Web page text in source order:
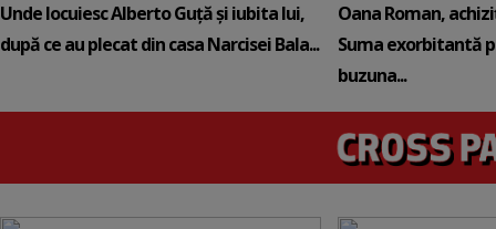
Unde locuiesc Alberto Guță și iubita lui,
după ce au plecat din casa Narcisei Bala...
Oana Roman,
Suma exorbitantă
buzuna...